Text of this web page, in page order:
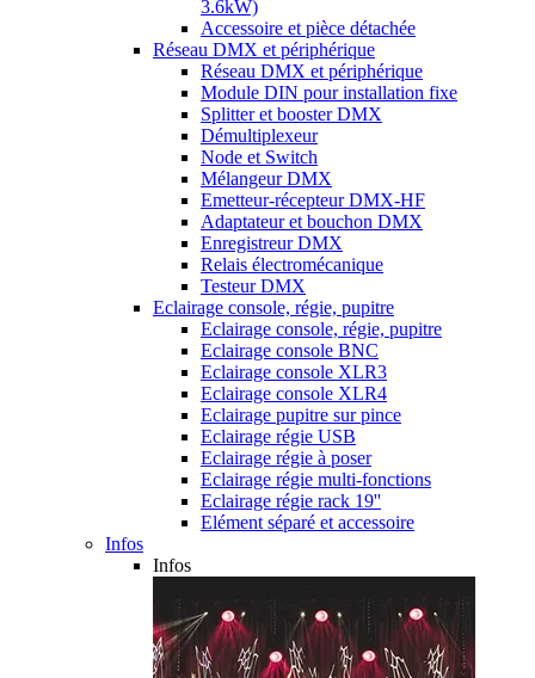
3.6kW)
Accessoire et pièce détachée
Réseau DMX et périphérique
Réseau DMX et périphérique
Module DIN pour installation fixe
Splitter et booster DMX
Démultiplexeur
Node et Switch
Mélangeur DMX
Emetteur-récepteur DMX-HF
Adaptateur et bouchon DMX
Enregistreur DMX
Relais électromécanique
Testeur DMX
Eclairage console, régie, pupitre
Eclairage console, régie, pupitre
Eclairage console BNC
Eclairage console XLR3
Eclairage console XLR4
Eclairage pupitre sur pince
Eclairage régie USB
Eclairage régie à poser
Eclairage régie multi-fonctions
Eclairage régie rack 19''
Elément séparé et accessoire
Infos
Infos